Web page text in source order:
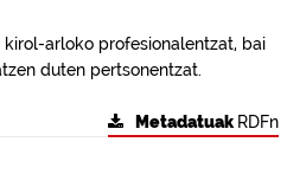
arloko profesionalentzat, bai
duten pertsonentzat.
MetadatuakRDFn